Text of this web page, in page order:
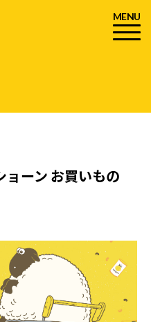
MENU
ョーン お買いもの